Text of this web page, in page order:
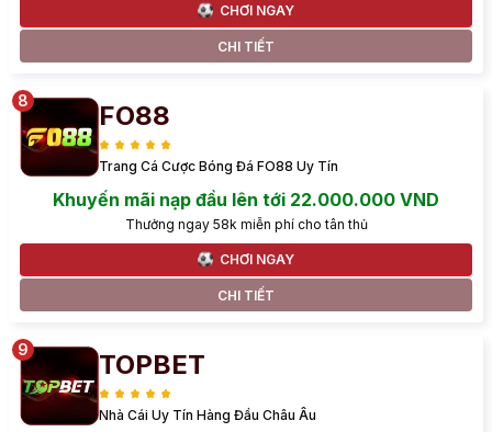
CHƠI NGAY
CHI TIẾT
FO88
Trang Cá Cược Bóng Đá FO88 Uy Tín
Khuyến mãi nạp đầu lên tới 22.000.000 VND
Thưởng ngay 58k miễn phí cho tân thủ
CHƠI NGAY
CHI TIẾT
TOPBET
Nhà Cái Uy Tín Hàng Đầu Châu Âu